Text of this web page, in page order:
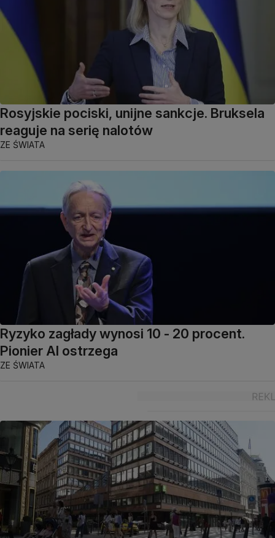
Rosyjskie pociski, unijne sankcje. Bruksela
reaguje na serię nalotów
ZE ŚWIATA
Ryzyko zagłady wynosi 10 - 20 procent.
Pionier AI ostrzega
ZE ŚWIATA